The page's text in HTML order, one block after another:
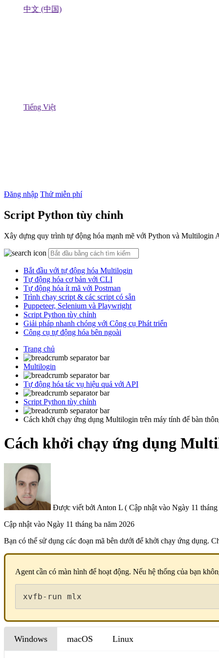
中文 (中国)
Tiếng Việt
Đăng nhập Thử miễn phí
Script Python tùy chỉnh
Xây dựng quy trình tự động hóa mạnh mẽ với Python và Multilogin
Bắt đầu với tự động hóa Multilogin
Tự động hóa cơ bản với CLI
Tự động hóa ít mã với Postman
Trình chạy script & các script có sẵn
Puppeteer, Selenium và Playwright
Script Python tùy chỉnh
Giải pháp nhanh chóng với Công cụ Phát triển
Công cụ tự động hóa bên ngoài
Trang chủ
Multilogin
Tự động hóa tác vụ hiệu quả với API
Script Python tùy chỉnh
Cách khởi chạy ứng dụng Multilogin trên máy tính để bàn
Cách khởi chạy ứng dụng
Được viết bởi Anton L ( Cập nhật vào Ngày 11
Cập nhật vào Ngày 11 tháng ba năm 2026
Bạn có thể sử dụng các đoạn mã bên dưới để khởi chạy ứng dụng.
Agent cần có màn hình để hoạt động. Nếu hệ thống của bạn
xvfb-run mlx
Windows macOS Linux